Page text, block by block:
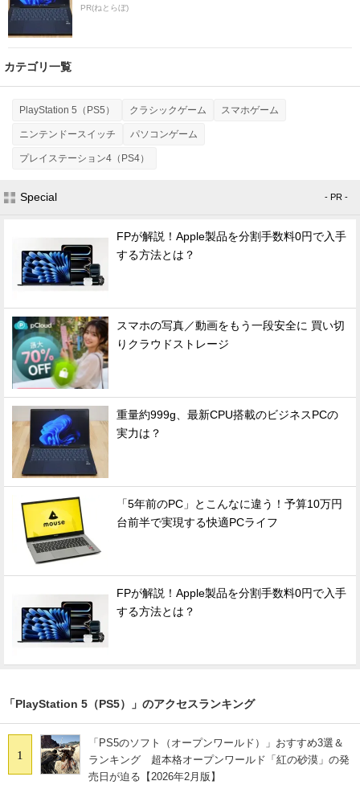
PR(ねとらぼ)
カテゴリ一覧
PlayStation 5（PS5） クラシックゲーム スマホゲーム
ニンテンドースイッチ パソコンゲーム
プレイステーション4（PS4）
Special - PR -
FPが解説！Apple製品を分割手数料0円で入手
する方法とは？
スマホの写真／動画をもう一段安全に 買い切
りクラウドストレージ
重量約999g、最新CPU搭載のビジネスPCの
実力は？
「5年前のPC」とこんなに違う！予算10万円
台前半で実現する快適PCライフ
FPが解説！Apple製品を分割手数料0円で入手
する方法とは？
「PlayStation 5（PS5）」のアクセスランキング
1
「PS5のソフト（オープンワールド）」おすすめ3選＆
ランキング 超本格オープンワールド「紅の砂漠」の発
売日が迫る【2026年2月版】